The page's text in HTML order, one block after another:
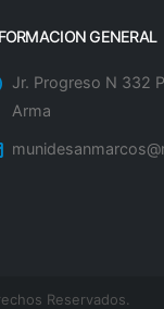
GENERAL
Jr. Progreso N 332
Arma
Reservados.